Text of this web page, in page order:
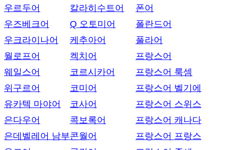
우르두어
우즈베크어
우크라이나어
월로프어
웨일스어
위구르어
유카텍 마야어
은다우어
은데벨레어 남부
칼라히수트어
Q 오토미어
케추아어
켁치어
코르시카어
코미어
코사어
콕보록어
콘월어
폰어
폴란드어
풀라어
프랑스어
프랑스어 룩셈
프랑스어 벨기에
프랑스어 스위스
프랑스어 캐나다
프랑스어 프랑스